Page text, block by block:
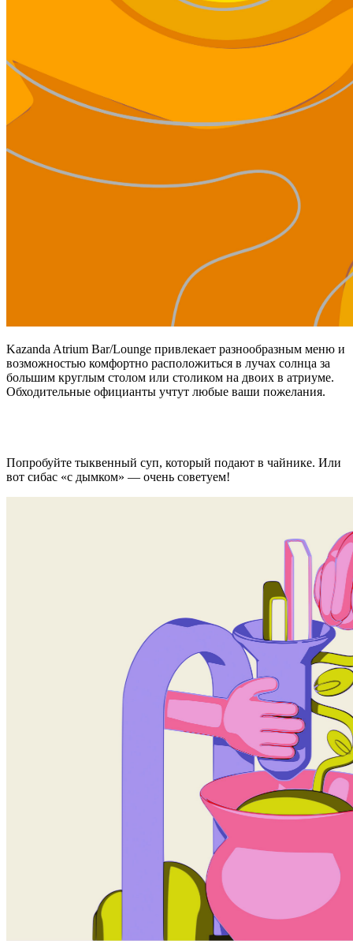
Kazanda Atrium Bar/Lounge привлекает разнообразным меню и
возможностью комфортно расположиться в лучах солнца за
большим круглым столом или столиком на двоих в атриуме.
Обходительные официанты учтут любые ваши пожелания.
Попробуйте тыквенный суп, который подают в чайнике. Или
вот сибас «с дымком» — очень советуем!